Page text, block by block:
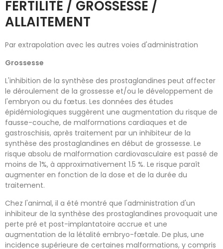
FERTILITÉ / GROSSESSE /
ALLAITEMENT
Par extrapolation avec les autres voies d'administration
Grossesse
L'inhibition de la synthèse des prostaglandines peut affecter
le déroulement de la grossesse et/ou le développement de
l'embryon ou du fœtus. Les données des études
épidémiologiques suggèrent une augmentation du risque de
fausse-couche, de malformations cardiaques et de
gastroschisis, après traitement par un inhibiteur de la
synthèse des prostaglandines en début de grossesse. Le
risque absolu de malformation cardiovasculaire est passé de
moins de 1%, à approximativement 1.5 %. Le risque paraît
augmenter en fonction de la dose et de la durée du
traitement.
Chez l'animal, il a été montré que l'administration d'un
inhibiteur de la synthèse des prostaglandines provoquait une
perte pré et post-implantatoire accrue et une
augmentation de la létalité embryo-fœtale. De plus, une
incidence supérieure de certaines malformations, y compris